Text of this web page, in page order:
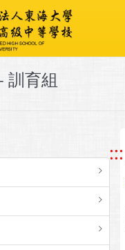
訓育組
:::